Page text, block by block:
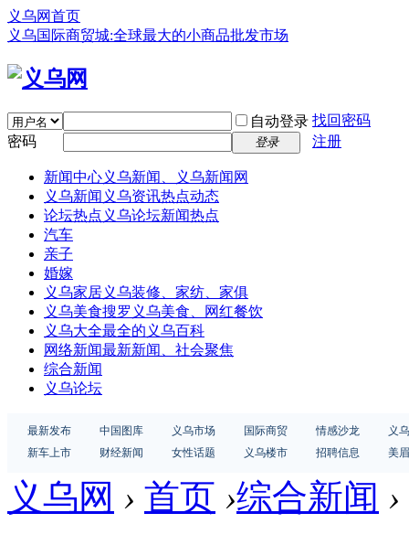
义乌网首页
义乌国际商贸城:全球最大的小商品批发市场
自动登录 找回密码
密码
登录 注册
新闻中心义乌新闻、义乌新闻网
义乌新闻 义乌资讯热点动态
论坛热点 义乌论坛新闻热点
汽车
亲子
婚嫁
义乌家居义乌装修、家纺、家俱
义乌美食搜罗义乌美食、网红餐饮
义乌大全最全的义乌百科
网络新闻最新新闻、社会聚焦
综合新闻
义乌论坛
最新发布 中国图库 义乌市场 国际商贸 情感沙龙
义
新车上市
财经新闻 女性话题 义乌楼市 招聘信息 美
义乌网 › 首页 ›综合新闻 ›